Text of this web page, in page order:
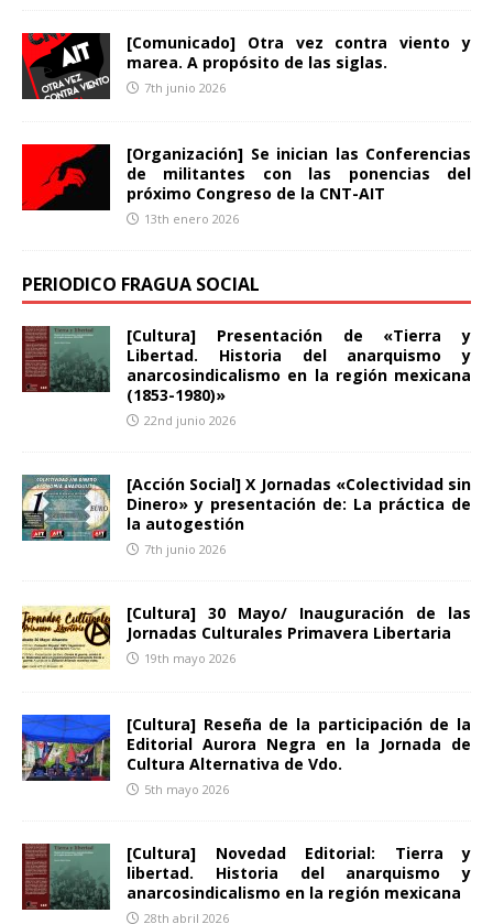
[Comunicado] Otra vez contra viento y
marea. A propósito de las siglas.
7th junio 2026
[Organización] Se inician las Conferencias
de militantes con las ponencias del
próximo Congreso de la CNT-AIT
13th enero 2026
PERIODICO FRAGUA SOCIAL
[Cultura] Presentación de «Tierra y
Libertad. Historia del anarquismo y
anarcosindicalismo en la región mexicana
(1853-1980)»
22nd junio 2026
[Acción Social] X Jornadas «Colectividad sin
Dinero» y presentación de: La práctica de
la autogestión
7th junio 2026
[Cultura] 30 Mayo/ Inauguración de las
Jornadas Culturales Primavera Libertaria
19th mayo 2026
[Cultura] Reseña de la participación de la
Editorial Aurora Negra en la Jornada de
Cultura Alternativa de Vdo.
5th mayo 2026
[Cultura] Novedad Editorial: Tierra y
libertad. Historia del anarquismo y
anarcosindicalismo en la región mexicana
28th abril 2026